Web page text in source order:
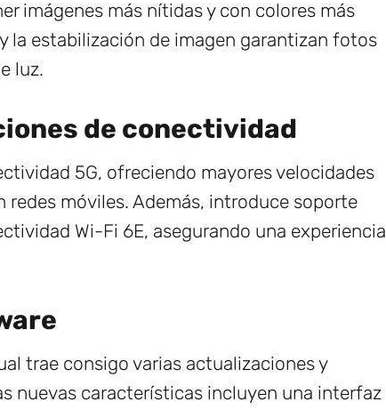
imágenes más nítidas y con colores más
la estabilización de imagen garantizan fotos
luz.
de conectividad
5G, ofreciendo mayores velocidades
redes móviles. Además, introduce soporte
Wi-Fi 6E, asegurando una experiencia
trae consigo varias actualizaciones y
nuevas características incluyen una interfaz